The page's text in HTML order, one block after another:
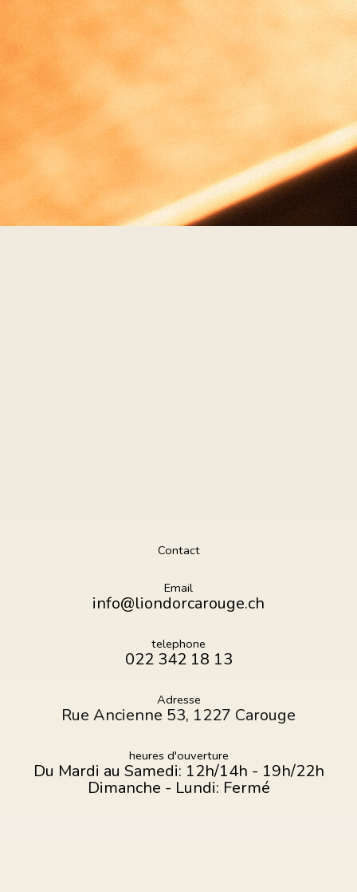
Contact
Email
info@liondorcarouge.ch
telephone
022 342 18 13
Adresse
Rue Ancienne 53, 1227 Carouge
heures d'ouverture
Du Mardi au Samedi: 12h/14h - 19h/22h
Dimanche - Lundi: Fermé